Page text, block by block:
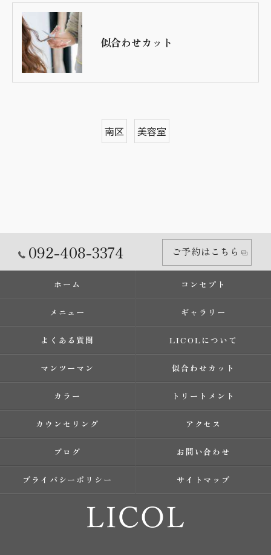
似合わせカット
南区 美容室
092-408-3374 ご予約はこちら
ホーム コンセプト
メニュー ギャラリー
よくある質問 LICOLについて
マンツーマン 似合わせカット
カラー トリートメント
カウンセリング アクセス
ブログ お問い合わせ
プライバシーポリシー サイトマップ